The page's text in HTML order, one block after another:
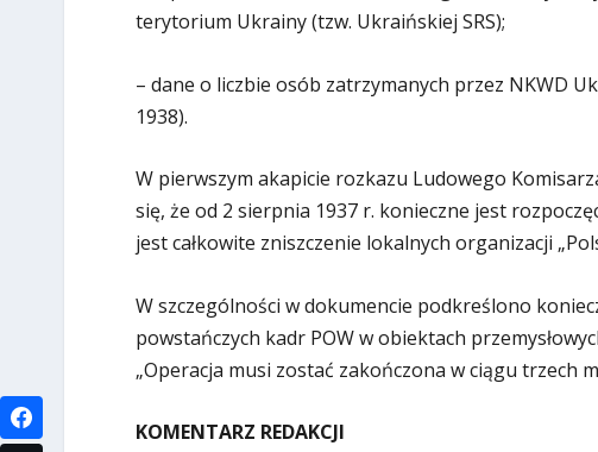
terytorium Ukrainy (tzw. Ukraińskiej SRS);
– dane o liczbie osób zatrzymanych przez NKWD
1938).
W pierwszym akapicie rozkazu Ludowego
się, że od 2 sierpnia 1937 r. konieczne jest
jest całkowite zniszczenie lokalnych organizacji
W szczególności w dokumencie podkreślono
powstańczych kadr POW w obiektach
„Operacja musi zostać zakończona w ciągu trzech
KOMENTARZ REDAKCJI